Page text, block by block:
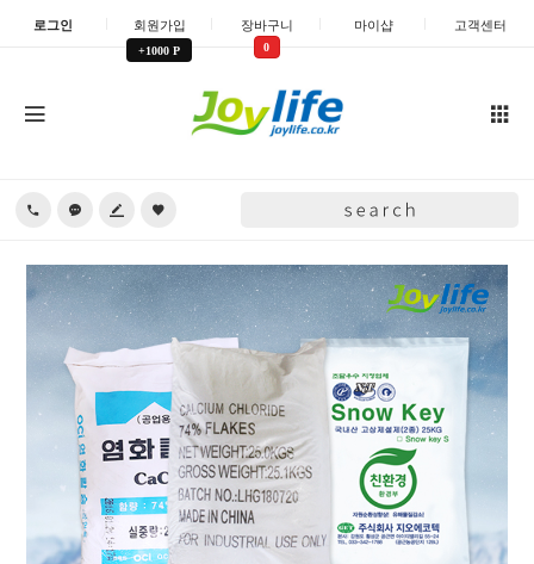
로그인 회원가입
+1000 P
장바구니
0
마이샵 고객센터